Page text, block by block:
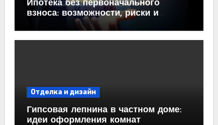
Ипотека без первоначального
взноса: возможности, риски и
практические рекомендации<
Отделка и дизайн
Гипсовая лепнина в частном доме:
идеи оформления комнат